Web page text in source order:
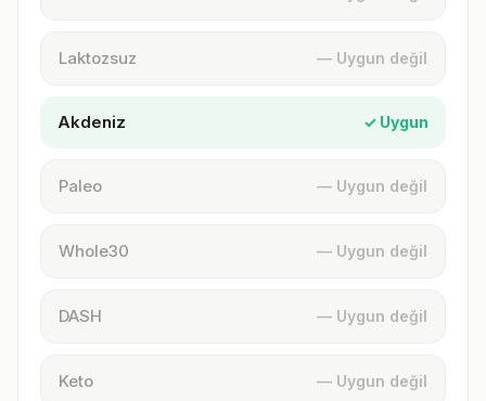
Laktozsuz — Uygun değil
Akdeniz ✓ Uygun
Paleo — Uygun değil
Whole30 — Uygun değil
DASH — Uygun değil
Keto — Uygun değil